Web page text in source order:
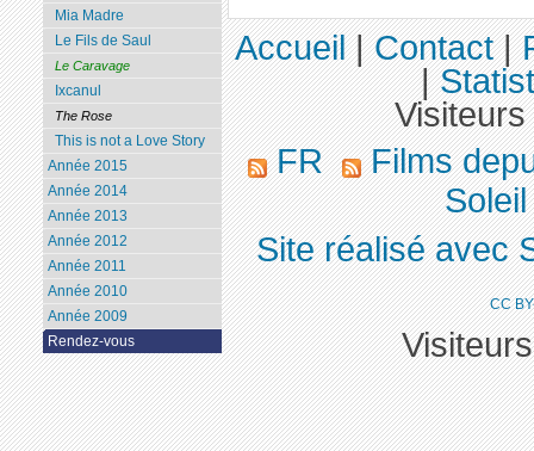
Mia Madre
Le Fils de Saul
Le Caravage
Ixcanul
The Rose
This is not a Love Story
Année 2015
Année 2014
Année 2013
Année 2012
Année 2011
Année 2010
Année 2009
Rendez-vous
Accueil|Contact|
|
FR
Films
Soleil
Site réalisé avec
CC